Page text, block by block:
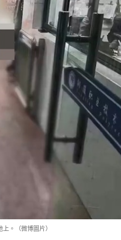
。（微博圖片）